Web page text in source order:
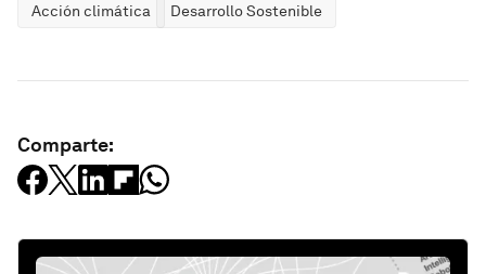
Acción climática Desarrollo Sostenible
Comparte: